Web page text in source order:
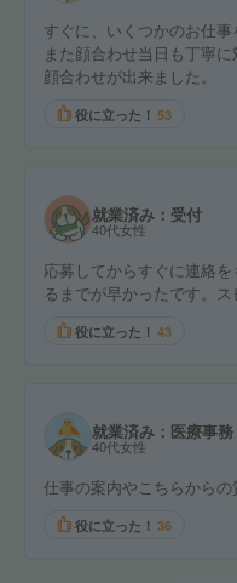
すぐに、いくつかのお仕事
また顔合わせ当日も丁寧
顔合わせが出来ました。
役に立った！ 53
就業済み：受付
40代女性
応募してからすぐに連絡
るまでが早かったです。ス
役に立った！ 43
就業済み：医療事
40代女性
仕事の案内やこちらからの
役に立った！ 36